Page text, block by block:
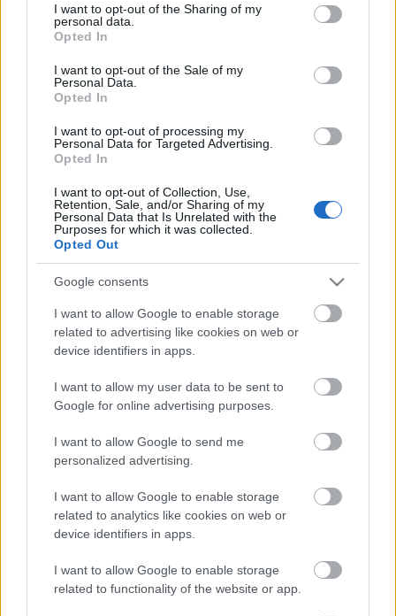
not limited to your visit or usage behaviour. You may click to
grant or deny consent to Google and its third-party tags to
use your data for below specified purposes in below Google
consent section.
I want to opt-out of the Sharing of my
personal data.
Opted In
I want to opt-out of the Sale of my
Personal Data.
Opted In
I want to opt-out of processing my
Personal Data for Targeted Advertising.
Opted In
I want to opt-out of Collection, Use,
Retention, Sale, and/or Sharing of my
Personal Data that Is Unrelated with the
Purposes for which it was collected.
Opted Out
Google consents
I want to allow Google to enable storage
related to advertising like cookies on web or
device identifiers in apps.
I want to allow my user data to be sent to
Google for online advertising purposes.
I want to allow Google to send me
personalized advertising.
I want to allow Google to enable storage
related to analytics like cookies on web or
device identifiers in apps.
I want to allow Google to enable storage
related to functionality of the website or app.
A nők éve – 2015 a popban és a
rockban
rerecorder•2015. december 30.
Ahogy minden évben, 2015-ben is volt rengeteg jó
zene, de ahogy az utóbbi években már megszoktuk,
2015-ben sem történt semmi forradalmi a popban
és a rockban – a zeneiparról már az is mindent
elmond, hogy Adele új lemezéből két hét alatt több
fogyott, mint a két másik…
Julia Holter: Have You In My
Wilderness (lemezkritika)
rerecorder•2015. szeptember 26.